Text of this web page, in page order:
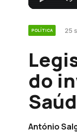
POLÍTICA 25
do
António